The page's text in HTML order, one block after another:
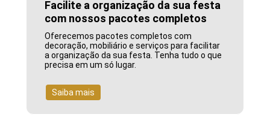
Facilite a organização da sua festa
com nossos pacotes completos
Oferecemos pacotes completos com
decoração, mobiliário e serviços para facilitar
a organização da sua festa. Tenha tudo o que
precisa em um só lugar.
Saiba mais